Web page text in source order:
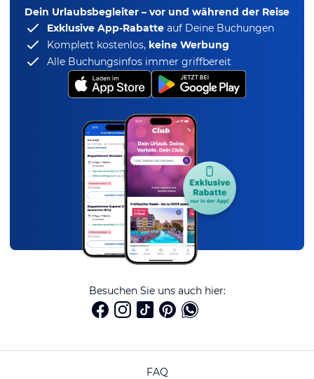
Dein Urlaubsbegleiter – vor und während der Reise
Exklusive App-Rabatte auf Deine Buchungen
Komplett kostenlos, keine Werbung
Alle Buchungsinfos immer griffbereit
Besuchen Sie uns auch hier:
FAQ